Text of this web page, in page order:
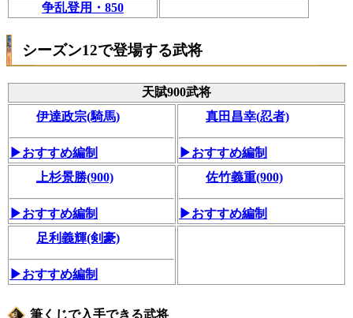
争乱登用・850
シーズン12で登場する武将
天賦900武将
伊達政宗(騎馬)
▶おすすめ編制
真田昌幸(忍者)
▶おすすめ編制
上杉景勝(900)
▶おすすめ編制
佐竹義重(900)
▶おすすめ編制
足利義輝(剣豪)
▶おすすめ編制
筆くじで入手できる武将